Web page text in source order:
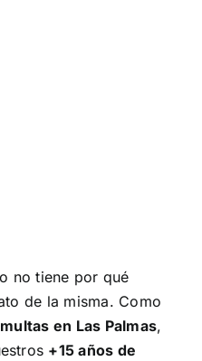
no tiene por qué
de la misma. Como
en Las Palmas,
+15 años de